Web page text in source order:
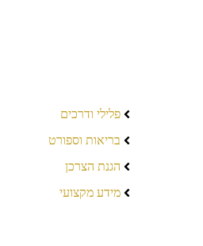
פלילי ודרכים
בריאות וספורט
הגנת הצרכן
מידע מקצועי